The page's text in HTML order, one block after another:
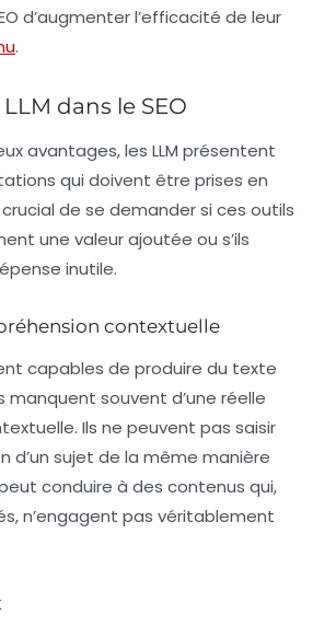
d’augmenter l’efficacité de leur
.
dans le SEO
avantages, les LLM présentent
qui doivent être prises en
de se demander si ces outils
une valeur ajoutée ou s’ils
inutile.
contextuelle
capables de produire du texte
manquent souvent d’une réelle
Ils ne peuvent pas saisir
d’un sujet de la même manière
conduire à des contenus qui,
n’engagent pas véritablement